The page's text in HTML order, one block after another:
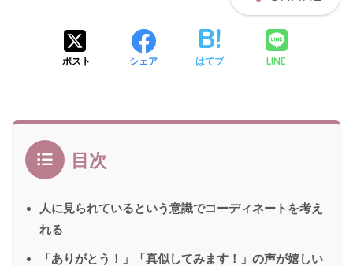
ポスト シェア はてブ LINE
目次
人に見られているという意識でコーディネートを考え
れる
「ありがとう！」「真似してみます！」の声が嬉しい